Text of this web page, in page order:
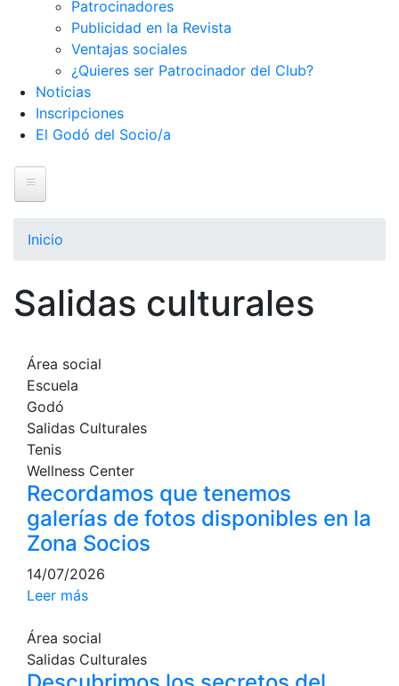
Patrocinadores
Publicidad en la Revista
Ventajas sociales
¿Quieres ser Patrocinador del Club?
Noticias
Inscripciones
El Godó del Socio/a
Cronología
Comisiones y comités
Fundación
Servicios
Instalaciones
Preguntas Frecuentes (FAQs)
Área deportiva
Tenis
Inicio
Salidas culturales
Área social
Escuela
Godó
Salidas Culturales
Tenis
Wellness Center
Recordamos que tenemos
galerías de fotos disponibles en la
Zona Socios
14/07/2026
Leer más
Área social
Salidas Culturales